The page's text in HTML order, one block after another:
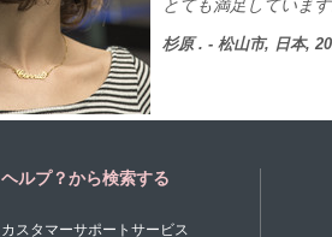
とても満足しています。
杉原 . - 松山市, 日本, 2017
ヘルプ？から検索する
カスタマーサポートサービス